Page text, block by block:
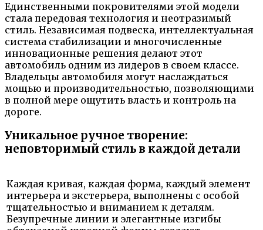
Единственными покровителями этой модели
стала передовая технология и неотразимый
стиль. Независимая подвеска, интеллектуальная
система стабилизации и многочисленные
инновационные решения делают этот
автомобиль одним из лидеров в своем классе.
Владельцы автомобиля могут наслаждаться
мощью и производительностью, позволяющими
в полной мере ощутить власть и контроль на
дороге.
Уникальное ручное творение:
неповторимый стиль в каждой детали
Каждая кривая, каждая форма, каждый элемент
интерьера и экстерьера, выполнены с особой
тщательностью и вниманием к деталям.
Безупречные линии и элегантные изгибы